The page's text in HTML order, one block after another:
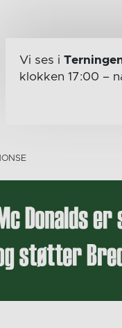
Vi ses i
klokken 17:00 –